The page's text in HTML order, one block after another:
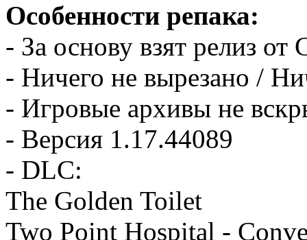
Особенности репака:
- За основу взят релиз от
- Ничего не вырезано /
- Игровые архивы не
- Версия 1.17.44089
- DLC:
The Golden Toilet
Two Point Hospital -